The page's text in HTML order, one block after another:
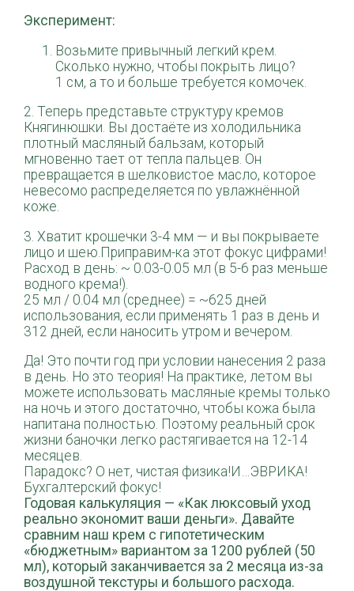
Эксперимент:
Возьмите привычный легкий крем.
Сколько нужно, чтобы покрыть лицо?
1 см, а то и больше требуется комочек.
2. Теперь представьте структуру кремов
Княгинюшки. Вы достаёте из холодильника
плотный масляный бальзам, который
мгновенно тает от тепла пальцев. Он
превращается в шелковистое масло, которое
невесомо распределяется по увлажнённой
коже.
3. Хватит крошечки 3-4 мм — и вы покрываете
лицо и шею.Приправим-ка этот фокус цифрами!
Расход в день: ~ 0.03-0.05 мл (в 5-6 раз меньше
водного крема!).
25 мл / 0.04 мл (среднее) = ~625 дней
использования, если применять 1 раз в день и
312 дней, если наносить утром и вечером.
️Да! Это почти год при условии нанесения 2 раза
в день. Но это теория! На практике, летом вы
можете использовать масляные кремы только
на ночь и этого достаточно, чтобы кожа была
напитана полностью. Поэтому реальный срок
жизни баночки легко растягивается на 12-14
месяцев.
Парадокс? О нет, чистая физика!И…ЭВРИКА!
Бухгалтерский фокус!
Годовая калькуляция — «Как люксовый уход
реально экономит ваши деньги». Давайте
сравним наш крем с гипотетическим
«бюджетным» вариантом за 1200 рублей (50
мл), который заканчивается за 2 месяца из-за
воздушной текстуры и большого расхода.